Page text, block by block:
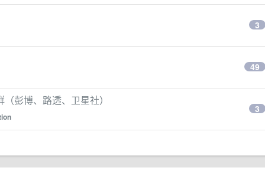
3
49
彭博、路透、卫星社）
3